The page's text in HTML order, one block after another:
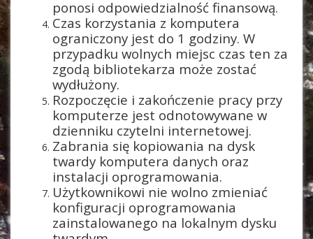
ponosi odpowiedzialność finansową.
Czas korzystania z komputera
ograniczony jest do 1 godziny. W
przypadku wolnych miejsc czas ten za
zgodą bibliotekarza może zostać
wydłużony.
Rozpoczęcie i zakończenie pracy przy
komputerze jest odnotowywane w
dzienniku czytelni internetowej.
Zabrania się kopiowania na dysk
twardy komputera danych oraz
instalacji oprogramowania.
Użytkownikowi nie wolno zmieniać
konfiguracji oprogramowania
zainstalowanego na lokalnym dysku